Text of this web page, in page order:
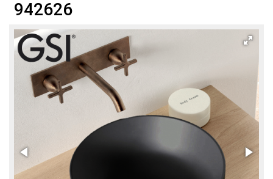
942626